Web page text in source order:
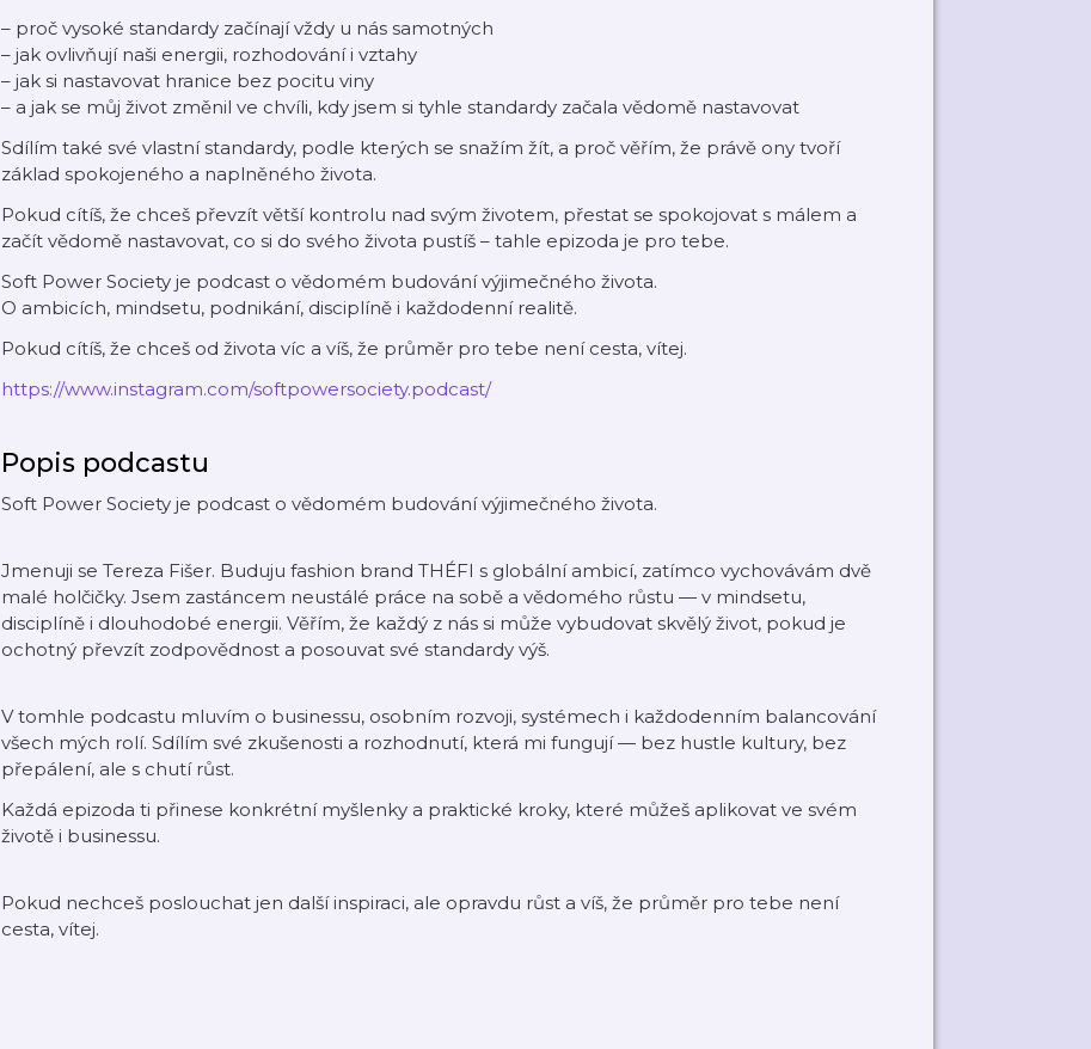
– proč vysoké standardy začínají vždy u nás samotných
– jak ovlivňují naši energii, rozhodování i vztahy
– jak si nastavovat hranice bez pocitu viny
– a jak se můj život změnil ve chvíli, kdy jsem si tyhle standardy začala vědomě nastavovat
Sdílím také své vlastní standardy, podle kterých se snažím žít, a proč věřím, že právě ony tvoří
základ spokojeného a naplněného života.
Pokud cítíš, že chceš převzít větší kontrolu nad svým životem, přestat se spokojovat s málem a
začít vědomě nastavovat, co si do svého života pustíš – tahle epizoda je pro tebe.
Soft Power Society je podcast o vědomém budování výjimečného života.
O ambicích, mindsetu, podnikání, disciplíně i každodenní realitě.
Pokud cítíš, že chceš od života víc a víš, že průměr pro tebe není cesta, vítej.
https://www.instagram.com/softpowersociety.podcast/
Popis podcastu
Soft Power Society je podcast o vědomém budování výjimečného života.
Jmenuji se Tereza Fišer. Buduju fashion brand THÉFI s globální ambicí, zatímco vychovávám dvě
malé holčičky. Jsem zastáncem neustálé práce na sobě a vědomého růstu — v mindsetu,
disciplíně i dlouhodobé energii. Věřím, že každý z nás si může vybudovat skvělý život, pokud je
ochotný převzít zodpovědnost a posouvat své standardy výš.
V tomhle podcastu mluvím o businessu, osobním rozvoji, systémech i každodenním balancování
všech mých rolí. Sdílím své zkušenosti a rozhodnutí, která mi fungují — bez hustle kultury, bez
přepálení, ale s chutí růst.
Každá epizoda ti přinese konkrétní myšlenky a praktické kroky, které můžeš aplikovat ve svém
životě i businessu.
Pokud nechceš poslouchat jen další inspiraci, ale opravdu růst a víš, že průměr pro tebe není
cesta, vítej.